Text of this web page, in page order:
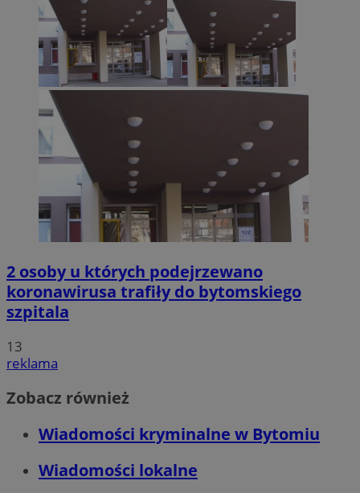
2 osoby u których podejrzewano
koronawirusa trafiły do bytomskiego
szpitala
13
reklama
Zobacz również
Wiadomości kryminalne w Bytomiu
Wiadomości lokalne